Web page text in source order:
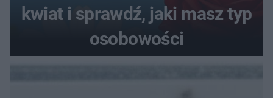
kwiat i sprawdź, jaki masz typ
osobowości